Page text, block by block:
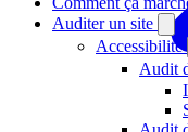
Auditer un site
Accessibilité
Audit